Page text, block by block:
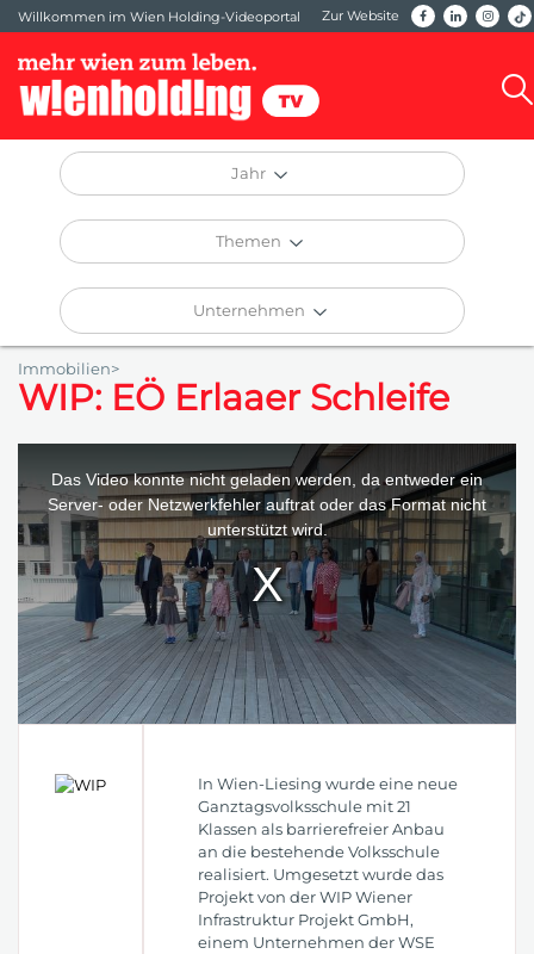
Willkommen im Wien Holding-Videoportal Zur Website
Jahr
Themen
Unternehmen
Immobilien>
WIP: EÖ Erlaaer Schleife
modal
window.
Das Video konnte nicht geladen werden, da entweder ein
Server- oder Netzwerkfehler auftrat oder das Format nicht
unterstützt wird.
In Wien-Liesing wurde eine neue
Ganztagsvolksschule mit 21
Klassen als barrierefreier Anbau
an die bestehende Volksschule
realisiert. Umgesetzt wurde das
Projekt von der WIP Wiener
Infrastruktur Projekt GmbH,
einem Unternehmen der WSE